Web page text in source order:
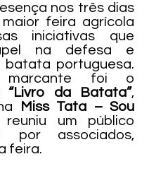
nos três dias
feira agrícola
iniciativas que
na defesa e
batata portuguesa.
marcante foi o
“Livro da Batata”,
Miss Tata – Sou
um público
por associados,
feira.